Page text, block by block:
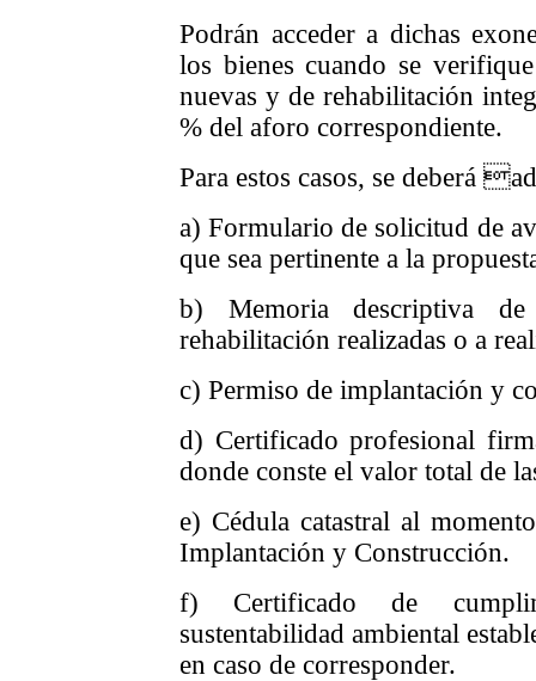
Podrán acceder a dichas
los bienes cuando se
nuevas y de rehabilitación
% del aforo correspondiente.
Para estos casos, se deberá
a) Formulario de solicitud de
que sea pertinente a la
b) Memoria descriptiva
rehabilitación realizadas o a
c) Permiso de implantación y
d) Certificado profesional
donde conste el valor total de
e) Cédula catastral al
Implantación y Construcción.
f) Certificado de
sustentabilidad ambiental
en caso de corresponder.